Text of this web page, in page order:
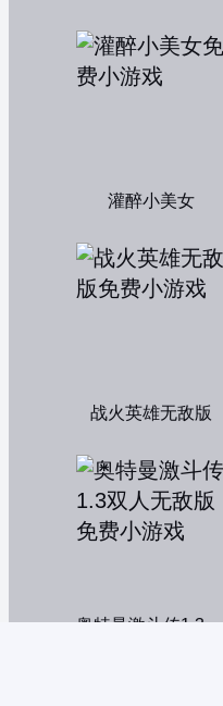
灌醉小美女
战火英雄无敌版
奥特曼激斗传1.3双人无敌版